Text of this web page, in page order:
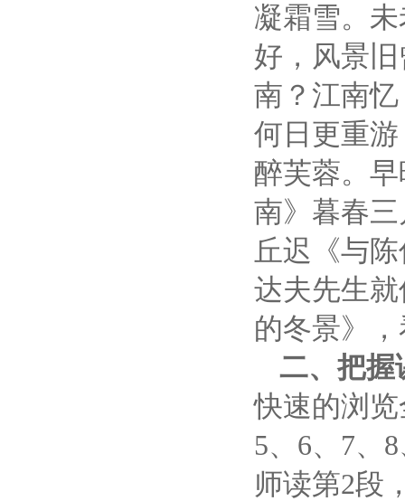
凝霜雪。
好，风景
南？江南
何日更重
醉芙蓉。
南》 暮春
丘迟《与
达夫先生
的冬景》
二、把握
快速的浏
5、 6、 7、 8
师读第2段